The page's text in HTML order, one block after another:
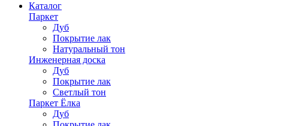
Каталог
Паркет
Дуб
Покрытие лак
Натуральный тон
Инженерная доска
Дуб
Покрытие лак
Светлый тон
Паркет Ёлка
Дуб